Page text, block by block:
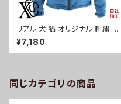
リアル 犬 猫 オリジナル 刺繍 ワ
ンポイント フェイクダウンジャケ
ット メンズ デュスポ 型押し スタ
ンドカラー パデット ジャケット
ワワ シーズー シュナウザー パ
グ ペキニーズ ori-a-jkt11-b10
-s
¥7,180
同じカテゴリの商品